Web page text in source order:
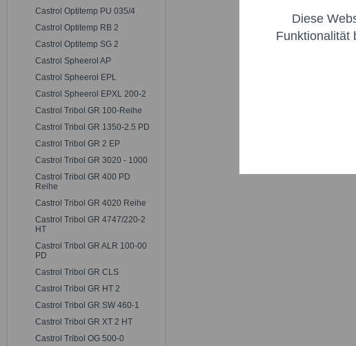
Castrol Optitemp PU 035/4
Castrol Optitemp RB 2
Castrol Optitemp SG 2
Castrol Spheerol AP
Castrol Spheerol EPL
Castrol Spheerol EPXL 200-2
Castrol Tribol GR 100-Reihe
Castrol Tribol GR 1350-2.5 PD
Castrol Tribol GR 2 EP
Castrol Tribol GR 3020 - 1000
Castrol Tribol GR 400 PD
Reihe
Castrol Tribol GR 4020 Reihe
Castrol Tribol GR 4747/220-2
HT
Castrol Tribol GR ALR 100-00
PD
Castrol Tribol GR CLS
Castrol Tribol GR HT 2
Castrol Tribol GR SW 460-1
Castrol Tribol GR XT 2 HT
Castrol Tribol OG 500-0
Marketing
Diese
Funktionalität